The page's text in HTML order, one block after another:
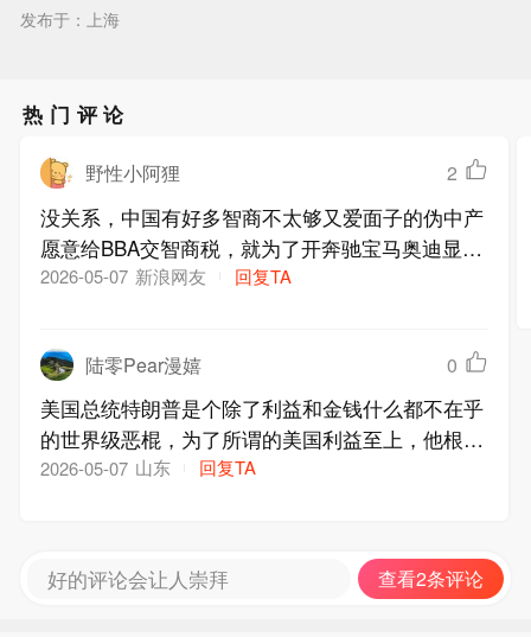
发布于：上海
热门评论
野性小阿狸 2
没关系，中国有好多智商不太够又爱面子的伪中产
愿意给BBA交智商税，就为了开奔驰宝马奥迪显得
有排面。普通车，有什么值得炫耀的
2026-05-07 新浪网友 回复TA
陆零Pear漫嬉 0
美国总统特朗普是个除了利益和金钱什么都不在乎
的世界级恶棍，为了所谓的美国利益至上，他根本
不会放过任何可以敲诈勒索、榨取利润的机会；欧
惹事，就能让特朗普放过他们不进行敲诈，这完全
是异想天开毫无根据
2026-05-07 山东 回复TA
好的评论会让人崇拜 查看2条评论